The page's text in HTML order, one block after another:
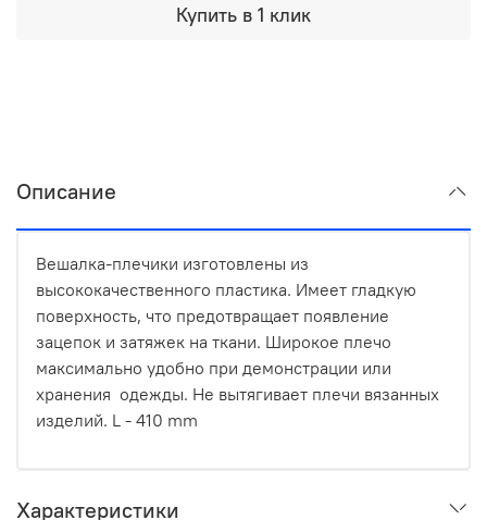
Купить в 1 клик
Описание
Вешалка-плечики изготовлены из
высококачественного пластика. Имеет гладкую
поверхность, что предотвращает появление
зацепок и затяжек на ткани. Широкое плечо
максимально удобно при демонстрации или
хранения одежды. Не вытягивает плечи вязанных
изделий. L - 410 mm
Характеристики